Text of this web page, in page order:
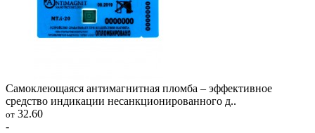
Самоклеющаяся антимагнитная пломба – эффективное
средство индикации несанкционированного д..
от 32.60
-